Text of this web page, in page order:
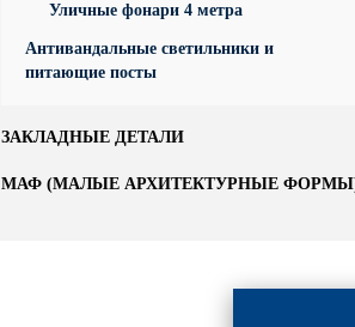
Уличные фонари 4 метра
Антивандальные светильники и
питающие посты
ЗАКЛАДНЫЕ ДЕТАЛИ
МАФ (МАЛЫЕ АРХИТЕКТУРНЫЕ